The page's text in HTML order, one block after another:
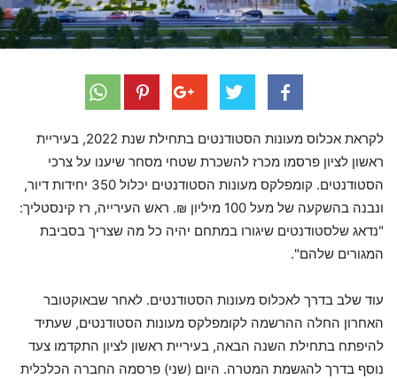
לקראת אכלוס מעונות הסטודנטים בתחילת שנת 2022, בעיריית
ראשון לציון פרסמו מכרז להשכרת שטחי מסחר שיענו על צרכי
הסטודנטים. קומפלקס מעונות הסטודנטים יכלול 350 יחידות דיור,
ונבנה בהשקעה של מעל 100 מיליון ₪. ראש העירייה, רז קינסטליך:
"נדאג שלסטודנטים שיגורו במתחם יהיה כל מה שצריך בסביבת
המגורים שלהם".
עוד שלב בדרך לאכלוס מעונות הסטודנטים. לאחר שבאוקטובר
האחרון החלה ההרשמה לקומפלקס מעונות הסטודנטים, שעתיד
להיפתח בתחילת השנה הבאה, בעיריית ראשון לציון התקדמו צעד
נוסף בדרך להגשמת המטרה. היום (שני) פרסמה החברה הכלכלית